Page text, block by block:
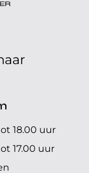
18.00 uur
17.00 uur